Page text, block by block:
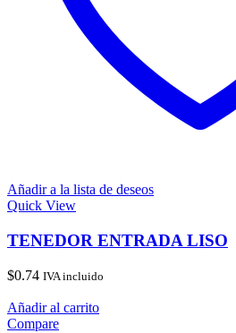
Añadir a la lista de deseos
Quick View
TENEDOR ENTRADA LISO
$0.74 IVA incluido
Añadir al carrito
Compare